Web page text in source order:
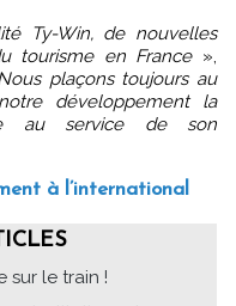
Ty-Win, de nouvelles
tourisme en France »,
plaçons toujours au
développement la
au service de son
à l’international
sur le train !